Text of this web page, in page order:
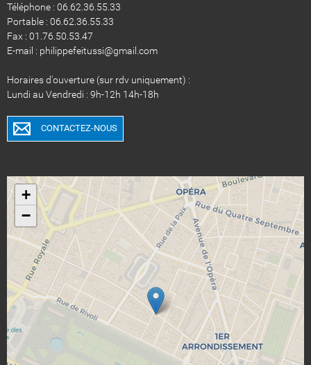
Téléphone : 06.62.36.55.33
Portable : 06.62.36.55.33
Fax : 01.76.50.53.47
E-mail : philippefeitussi@gmail.com
Horaires d'ouverture (sur rdv uniquement) :
Lundi au Vendredi : 9h-12h 14h-18h
CONTACTEZ-NOUS
+
−